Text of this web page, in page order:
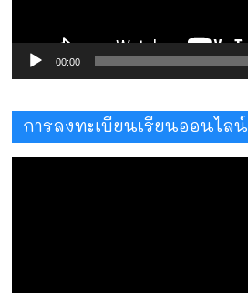
00:00
การลงทะเบียนเรียนออนไลน์